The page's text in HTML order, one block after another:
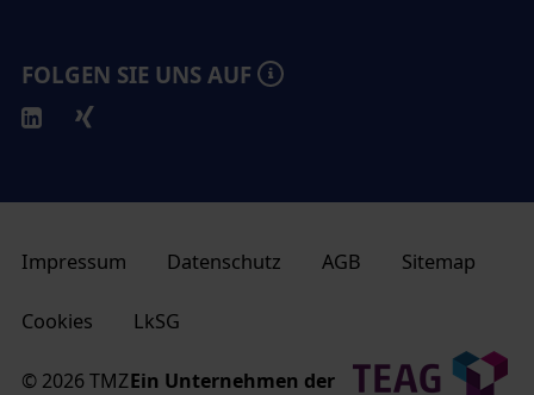
FOLGEN SIE UNS AUF
Impressum Datenschutz AGB Sitemap
Cookies LkSG
© 2026 TMZEin Unternehmen der